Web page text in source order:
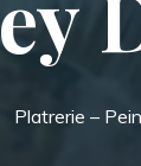
Platrerie –